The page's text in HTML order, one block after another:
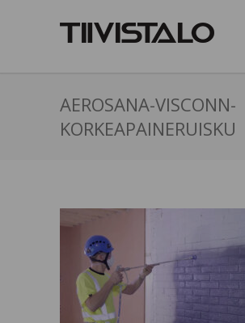
AEROSANA-VISCONN-
KORKEAPAINERUISKU